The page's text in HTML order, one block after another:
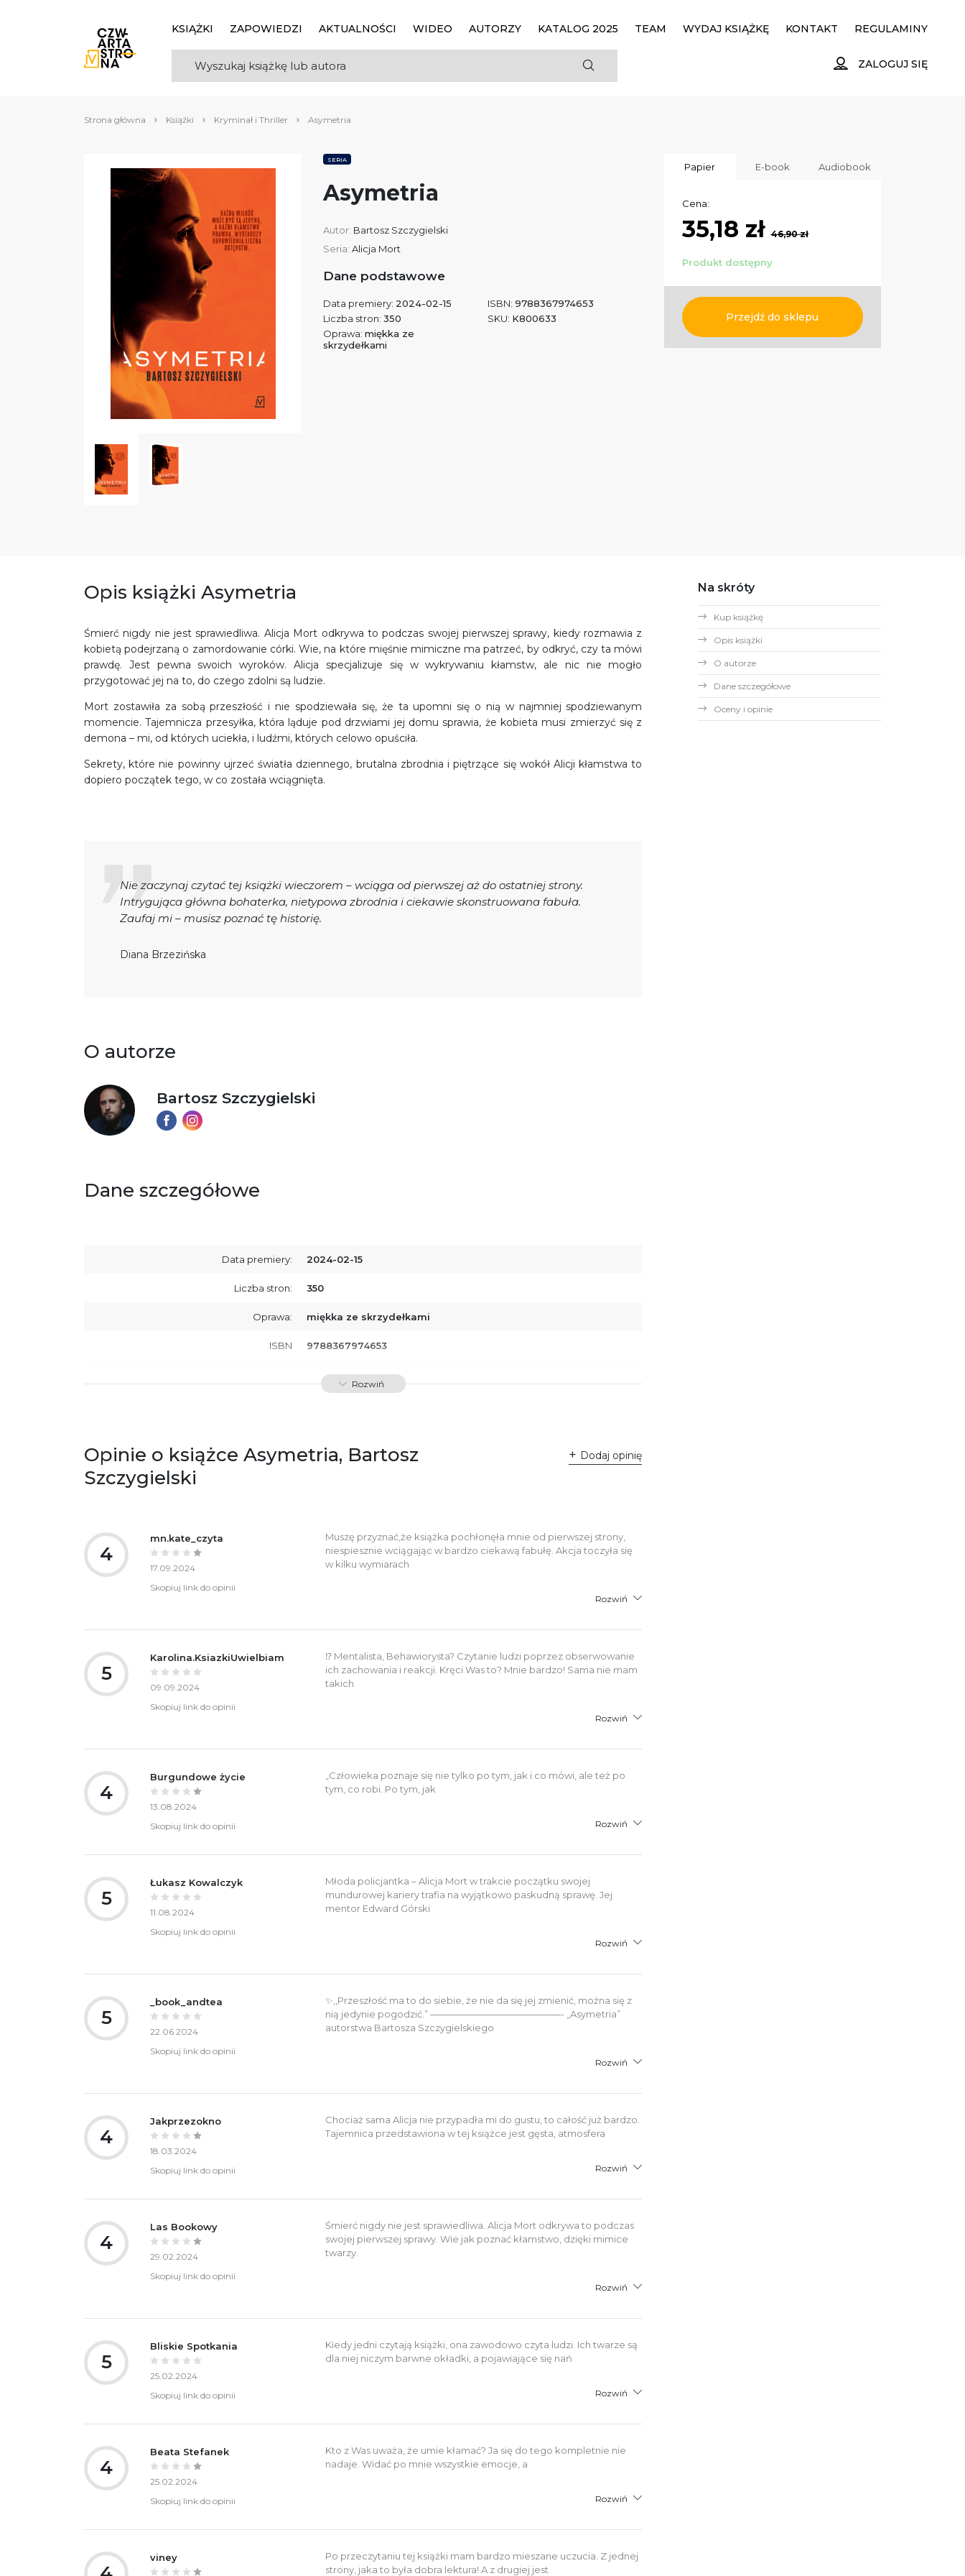
KSIĄŻKI ZAPOWIEDZI AKTUALNOŚCI WIDEO AUTORZY KATALOG 2025 TEAM WYDAJ KSIĄŻKĘ KONTAKT REGULAMINY
ZALOGUJ SIĘ
Strona główna Książki Kryminał i Thriller Asymetria
SERIA
Asymetria
Autor: Bartosz Szczygielski
Seria: Alicja Mort
Dane podstawowe
Data premiery: 2024-02-15
Liczba stron: 350
Oprawa: miękka ze
skrzydełkami
ISBN: 9788367974653
SKU: K800633
Papier E-book Audiobook
Cena:
35,18 zł46,90 zł
Produkt dostępny
Przejdź do sklepu
Opis książki Asymetria
Śmierć nigdy nie jest sprawiedliwa. Alicja Mort odkrywa to podczas swojej pierwszej sprawy, kiedy rozmawia z
kobietą podejrzaną o zamordowanie córki. Wie, na które mięśnie mimiczne ma patrzeć, by odkryć, czy ta mówi
prawdę. Jest pewna swoich wyroków. Alicja specjalizuje się w wykrywaniu kłamstw, ale nic nie mogło
przygotować jej na to, do czego zdolni są ludzie.
Mort zostawiła za sobą przeszłość i nie spodziewała się, że ta upomni się o nią w najmniej spodziewanym
momencie. Tajemnicza przesyłka, która ląduje pod drzwiami jej domu sprawia, że kobieta musi zmierzyć się z
demona – mi, od których uciekła, i ludźmi, których celowo opuściła.
Sekrety, które nie powinny ujrzeć światła dziennego, brutalna zbrodnia i piętrzące się wokół Alicji kłamstwa to
dopiero początek tego, w co została wciągnięta.
Nie zaczynaj czytać tej książki wieczorem – wciąga od pierwszej aż do ostatniej strony.
Intrygująca główna bohaterka, nietypowa zbrodnia i ciekawie skonstruowana fabuła.
Zaufaj mi – musisz poznać tę historię.
Diana Brzezińska
O autorze
Bartosz Szczygielski
Dane szczegółowe
Data premiery: 2024-02-15
Liczba stron: 350
Oprawa: miękka ze skrzydełkami
ISBN 9788367974653
K800633
Rozwiń
Opinie o książce Asymetria, Bartosz
Szczygielski
Dodaj opinię
4
mn.kate_czyta
17.09.2024
Skopiuj link do opinii
Muszę przyznać,że książka pochłonęła mnie od pierwszej strony,
niespiesznie wciągając w bardzo ciekawą fabułę. Akcja toczyła się
w kilku wymiarach
Rozwiń
5
Karolina.KsiazkiUwielbiam
09.09.2024
Skopiuj link do opinii
⁉️ Mentalista, Behawiorysta? Czytanie ludzi poprzez obserwowanie
ich zachowania i reakcji. Kręci Was to? Mnie bardzo! Sama nie mam
takich
Rozwiń
4
Burgundowe życie
13.08.2024
Skopiuj link do opinii
„Człowieka poznaje się nie tylko po tym, jak i co mówi, ale też po
tym, co robi. Po tym, jak
Rozwiń
5
Łukasz Kowalczyk
11.08.2024
Skopiuj link do opinii
Młoda policjantka – Alicja Mort w trakcie początku swojej
mundurowej kariery trafia na wyjątkowo paskudną sprawę. Jej
mentor Edward Górski
Rozwiń
5
_book_andtea
22.06.2024
Skopiuj link do opinii
✨,,Przeszłość ma to do siebie, że nie da się jej zmienić, można się z
nią jedynie pogodzić.” ——————————————- „Asymetria”
autorstwa Bartosza Szczygielskiego
Rozwiń
4
Jakprzezokno
18.03.2024
Skopiuj link do opinii
Chociaż sama Alicja nie przypadła mi do gustu, to całość już bardzo.
Tajemnica przedstawiona w tej książce jest gęsta, atmosfera
Rozwiń
4
Las Bookowy
29.02.2024
Skopiuj link do opinii
Śmierć nigdy nie jest sprawiedliwa. Alicja Mort odkrywa to podczas
swojej pierwszej sprawy. Wie jak poznać kłamstwo, dzięki mimice
twarzy.
Rozwiń
5
Bliskie Spotkania
25.02.2024
Skopiuj link do opinii
Kiedy jedni czytają książki, ona zawodowo czyta ludzi. Ich twarze są
dla niej niczym barwne okładki, a pojawiające się nań
Rozwiń
4
Beata Stefanek
25.02.2024
Skopiuj link do opinii
Kto z Was uważa, że umie kłamać? Ja się do tego kompletnie nie
nadaje. Widać po mnie wszystkie emocje, a
Rozwiń
viney
Po przeczytaniu tej książki mam bardzo mieszane uczucia. Z jednej
strony, jaka to była dobra lektura! A z drugiej jest
Na skróty
Kup książkę
Opis książki
O autorze
Dane szczegółowe
Oceny i opinie